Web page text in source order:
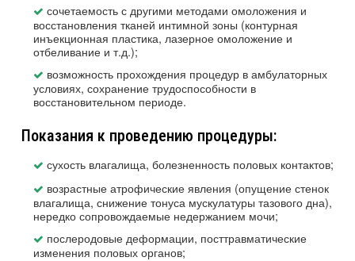
сочетаемость с другими методами омоложения и
восстановления тканей интимной зоны (контурная
инъекционная пластика, лазерное омоложение и
отбеливание и т.д.);
возможность прохождения процедур в амбулаторных
условиях, сохранение трудоспособности в
восстановительном периоде.
Показания к проведению процедуры:
сухость влагалища, болезненность половых контактов;
возрастные атрофические явления (опущение стенок
влагалища, снижение тонуса мускулатуры тазового дна),
нередко сопровождаемые недержанием мочи;
послеродовые деформации, посттравматические
изменения половых органов;